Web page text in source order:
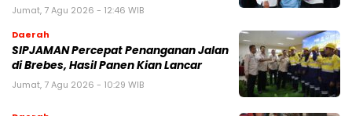
Jumat, 7 Agu 2026 - 12:46 WIB
Daerah
SIPJAMAN Percepat Penanganan Jalan
di Brebes, Hasil Panen Kian Lancar
Jumat, 7 Agu 2026 - 10:29 WIB